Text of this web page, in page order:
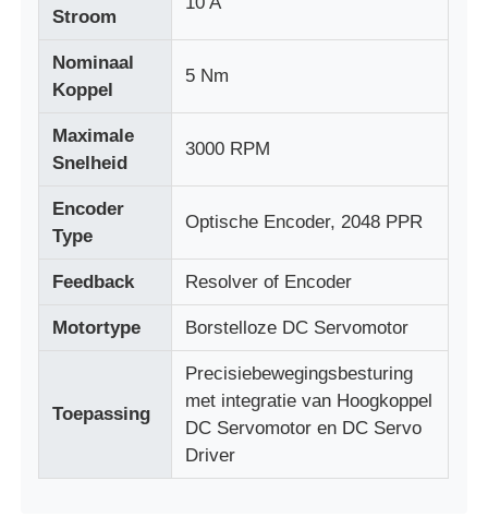
PLC -controller
Soft Start Device
Motor van het robotgewricht
Human Machine Interface
toestelreductiemiddel
AC-SERVOMOTOR
Stroom
Nominaal
Koppel
5 Nm
Maximale
Snelheid
3000 RPM
Encoder
Type
Optische Encoder, 2048 PPR
Feedback Resolver of Encoder
Motortype Borstelloze DC Servomotor
Toepassing
Precisiebewegingsbesturing
met integratie van Hoogkoppel
DC Servomotor en DC Servo
Driver